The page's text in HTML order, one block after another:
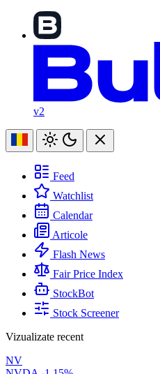
v2
Feed
Watchlist
Calendar
Articole
Flash News
Fair Price Index
StockBot
Stock Screener
Vizualizate recent
NV